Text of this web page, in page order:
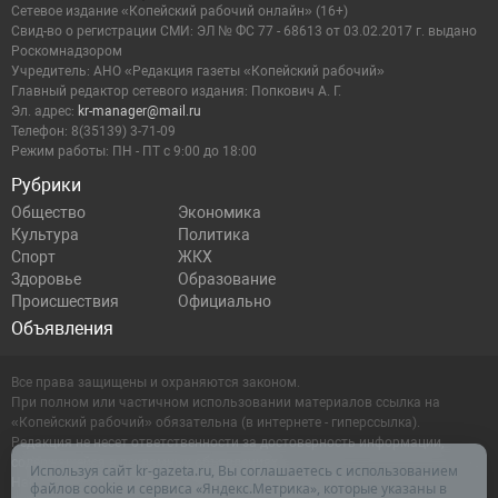
Рубрики
Общество
Экономика
Культура
Политика
Спорт
ЖКХ
Здоровье
Образование
Происшествия
Официально
Объявления
Сетевое издание «Копейский рабочий онлайн» (16+)
Cвид-во о регистрации СМИ: ЭЛ № ФС 77 - 68613 от 03.02.2017 г. выдано
Роскомнадзором
Учредитель: АНО «Редакция газеты «Копейский рабочий»
Главный редактор сетевого издания: Попкович А. Г.
Эл. адрес: kr-manager@mail.ru
Телефон: 8(35139) 3-71-09
Режим работы: ПН - ПТ с 9:00 до 18:00
Все права защищены и охраняются законом.
При полном или частичном использовании материалов ссылка на
«Копейский рабочий» обязательна (в интернете - гиперссылка).
Редакция не несет ответственности за достоверность информации,
содержащейся в рекламных объявлениях.
Настоящий ресурс может содержать материалы 16+
Используя сайт kr-gazeta.ru, Вы соглашаетесь с использованием
файлов cookie и сервиса «Яндекс.Метрика», которые указаны в